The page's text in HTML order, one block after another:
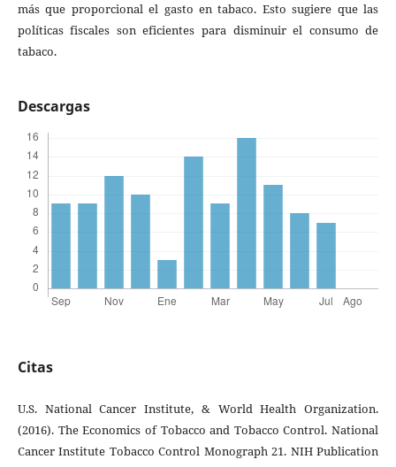
más que proporcional el gasto en tabaco. Esto sugiere que las
políticas fiscales son eficientes para disminuir el consumo de
tabaco.
Descargas
Citas
U.S. National Cancer Institute, & World Health Organization.
(2016). The Economics of Tobacco and Tobacco Control. National
Cancer Institute Tobacco Control Monograph 21. NIH Publication